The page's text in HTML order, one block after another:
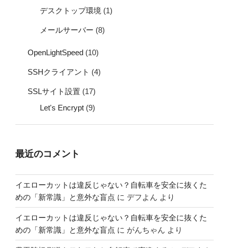
デスクトップ環境 (1)
メールサーバー (8)
OpenLightSpeed (10)
SSHクライアント (4)
SSLサイト設置 (17)
Let's Encrypt (9)
最近のコメント
イエローカットは違反じゃない？自転車を安全に抜くた
めの「新常識」と意外な盲点 に デフよん より
イエローカットは違反じゃない？自転車を安全に抜くた
めの「新常識」と意外な盲点 に がんちゃん より